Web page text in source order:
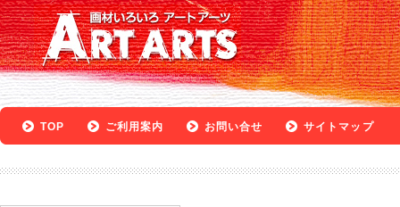
TOP ご利用案内 お問い合せ サイトマップ